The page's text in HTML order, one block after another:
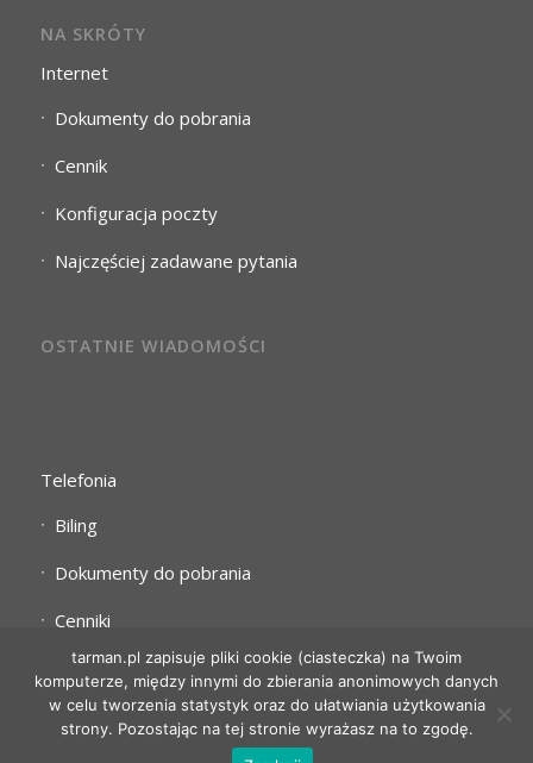
NA SKRÓTY
Internet
Dokumenty do pobrania
Cennik
Konfiguracja poczty
Najczęściej zadawane pytania
OSTATNIE WIADOMOŚCI
Telefonia
Biling
Dokumenty do pobrania
Cenniki
tarman.pl zapisuje pliki cookie (ciasteczka) na Twoim
komputerze, między innymi do zbierania anonimowych danych
w celu tworzenia statystyk oraz do ułatwiania użytkowania
strony. Pozostając na tej stronie wyrażasz na to zgodę.